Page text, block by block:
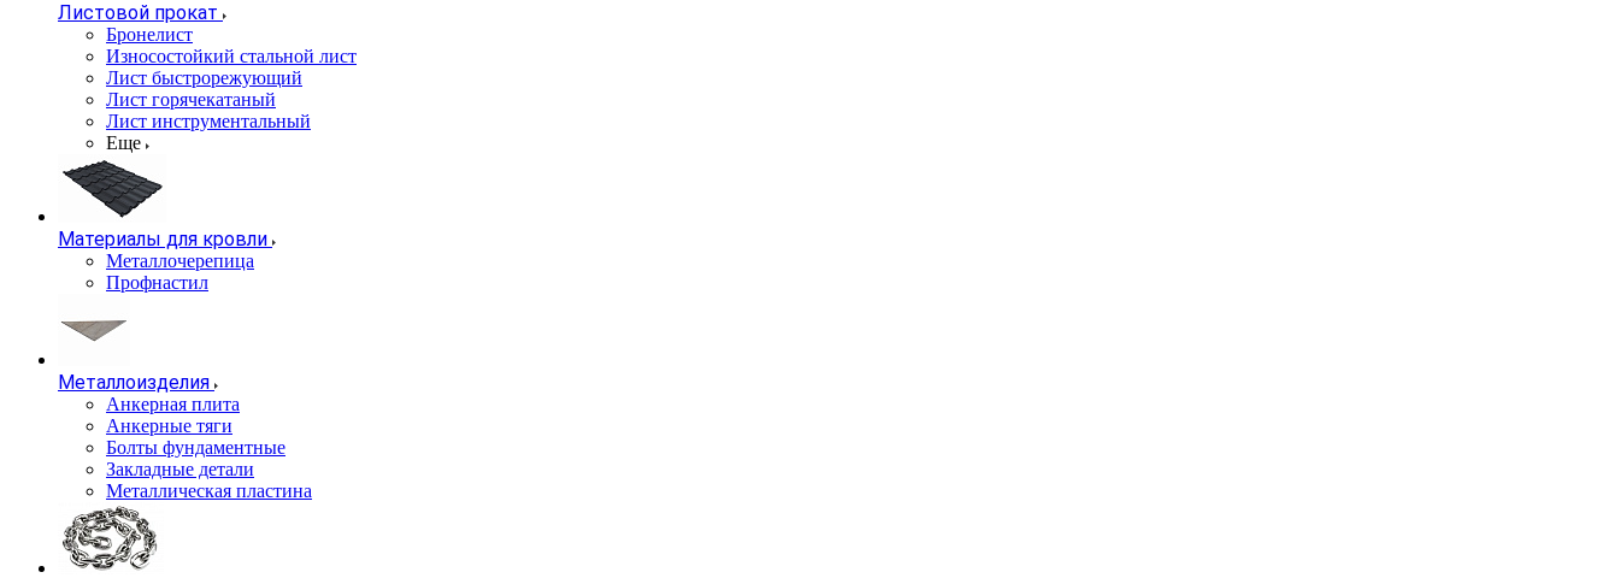
Листовой прокат
Бронелист
Износостойкий стальной лист
Лист быстрорежующий
Лист горячекатаный
Лист инструментальный
Еще
Материалы для кровли
Металлочерепица
Профнастил
Металлоизделия
Анкерная плита
Анкерные тяги
Болты фундаментные
Закладные детали
Металлическая пластина